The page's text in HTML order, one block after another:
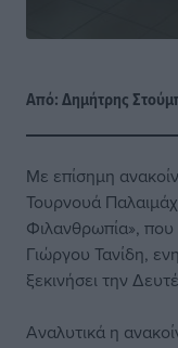
Από:Δημήτρης
Με επίσημη
Τουρνουά
Φιλανθρωπία», που
Γιώργου Τανίδη,
ξεκινήσει την
Αναλυτικά η